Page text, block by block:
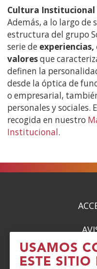
USAMOS
ESTE SITIO
Cultura Institucional
Además, a lo largo
estructura del grupo
serie de
valoresque
definen la
desde la óptica de
o empresarial,
personales y sociales.
recogida en nuestro
Institucional.